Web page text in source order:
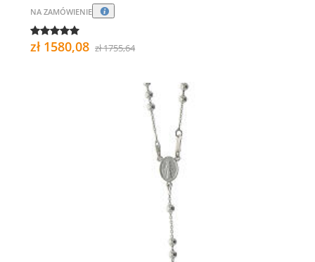
NA ZAMÓWIENIE
zł 1580,08 zł 1755,64